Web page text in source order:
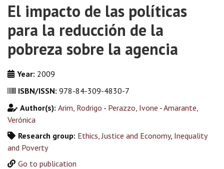
El impacto de las políticas
para la reducción de la
pobreza sobre la agencia
Year: 2009
ISBN/ISSN: 978-84-309-4830-7
Author(s): Arim, Rodrigo - Perazzo, Ivone -Amarante,
Verónica
Research group: Ethics, Justice and Economy, Inequality
and Poverty
Go to publication